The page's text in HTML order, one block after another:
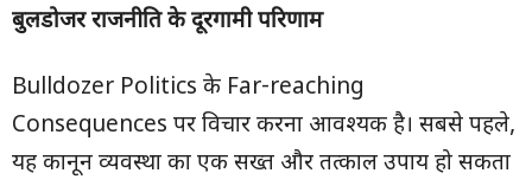
बुलडोजर राजनीति के दूरगामी परिणाम
Bulldozer Politics के Far-reaching
Consequences पर विचार करना आवश्यक है। सबसे पहले,
यह कानून व्यवस्था का एक सख्त और तत्काल उपाय हो सकता